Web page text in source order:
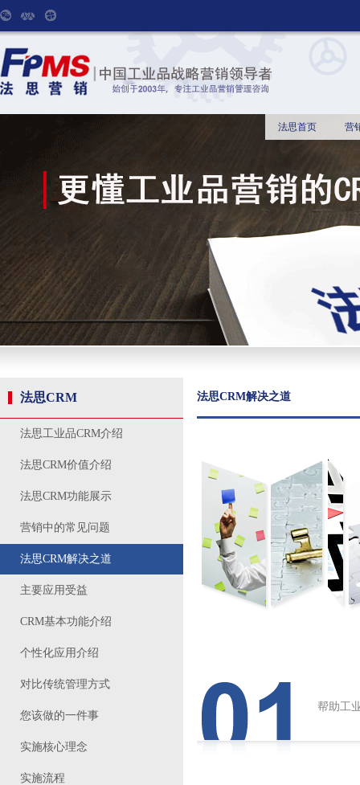
法思首页 营
法思CRM
法思工业品CRM介绍
法思CRM价值介绍
法思CRM功能展示
营销中的常见问题
法思CRM解决之道
主要应用受益
CRM基本功能介绍
个性化应用介绍
对比传统管理方式
您该做的一件事
实施核心理念
实施流程
法思CRM解决之道
帮助工